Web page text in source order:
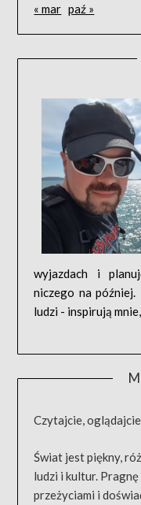
« mar paź »
wyjazdach i
niczego na później.
ludzi - inspirują
Czytajcie,
Świat jest piękny,
ludzi i kultur.
przeżyciami i